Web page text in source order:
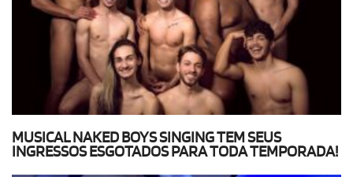
MUSICAL NAKED BOYS SINGING TEM SEUS
INGRESSOS ESGOTADOS PARA TODA TEMPORADA!